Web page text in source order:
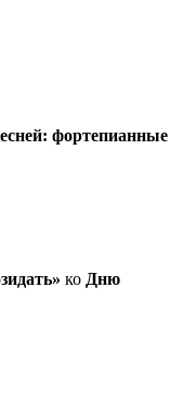
фортепианные
ко Дню